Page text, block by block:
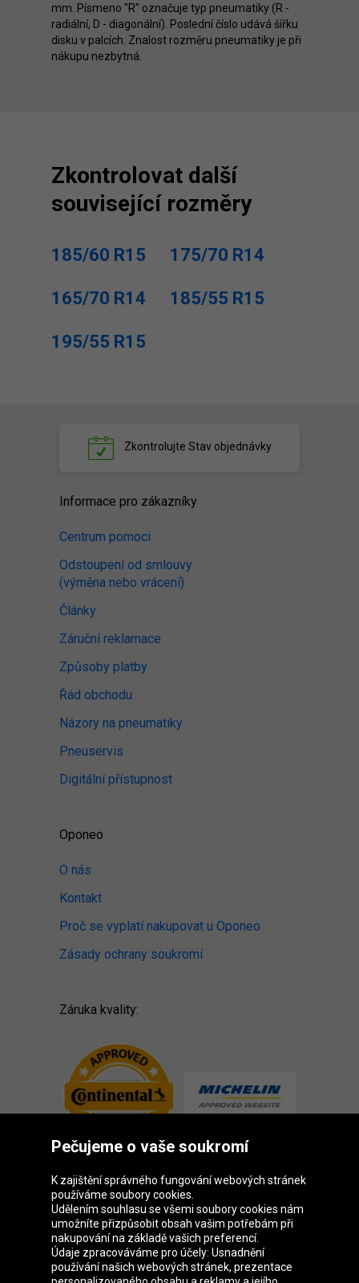
mm. Písmeno "R" označuje typ pneumatiky (R -
radiální, D - diagonální). Poslední číslo udává šířku
disku v palcích. Znalost rozměru pneumatiky je při
nákupu nezbytná.
Zkontrolovat další
související rozměry
185/60 R15 175/70 R14
165/70 R14 185/55 R15
195/55 R15
Zkontrolujte Stav objednávky
Informace pro zákazníky
Centrum pomoci
Odstoupení od smlouvy
(výměna nebo vrácení)
Články
Záruční reklamace
Způsoby platby
Řád obchodu
Názory na pneumatiky
Pneuservis
Digitální přístupnost
Oponeo
O nás
Kontakt
Proč se vyplatí nakupovat u Oponeo
Zásady ochrany soukromí
Záruka kvality:
Skupina Oponeo
Pečujeme o vaše soukromí
K zajištění správného fungování webových stránek
používáme soubory cookies.
Udělením souhlasu se všemi soubory cookies nám
umožníte přizpůsobit obsah vašim potřebám při
nakupování na základě vašich preferencí.
Údaje zpracováváme pro účely: Usnadnění
používání našich webových stránek, prezentace